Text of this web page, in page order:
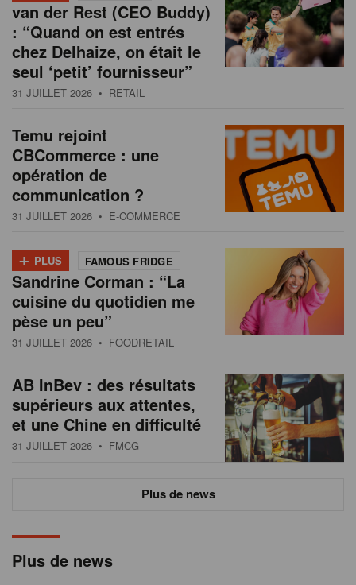
Plus de news
van der Rest (CEO Buddy)
: “Quand on est entrés
chez Delhaize, on était le
seul ‘petit’ fournisseur”
31 JUILLET 2026 • RETAIL
Temu rejoint
CBCommerce : une
opération de
communication ?
31 JUILLET 2026 • E-COMMERCE
+ PLUS FAMOUS FRIDGE
Sandrine Corman : “La
cuisine du quotidien me
pèse un peu”
31 JUILLET 2026 • FOODRETAIL
AB InBev : des résultats
supérieurs aux attentes,
et une Chine en difficulté
31 JUILLET 2026 • FMCG
Plus de news